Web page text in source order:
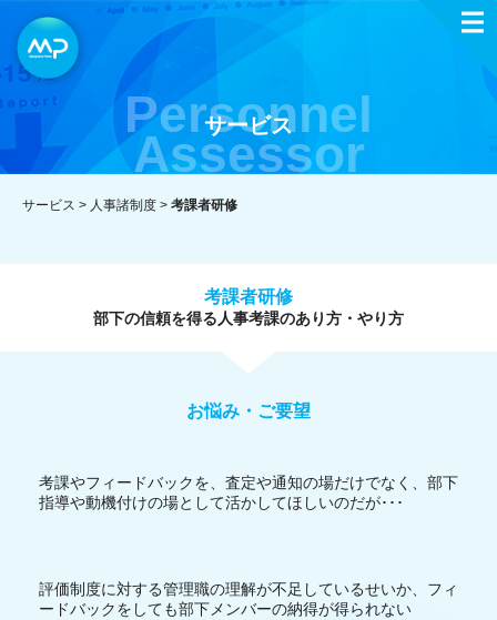
サービス
Personnel
Assessor
サービス > 人事諸制度 > 考課者研修
考課者研修
部下の信頼を得る人事考課のあり方・やり方
お悩み・ご要望
考課やフィードバックを、査定や通知の場だけでなく、部下
指導や動機付けの場として活かしてほしいのだが･･･
評価制度に対する管理職の理解が不足しているせいか、フィ
ードバックをしても部下メンバーの納得が得られない